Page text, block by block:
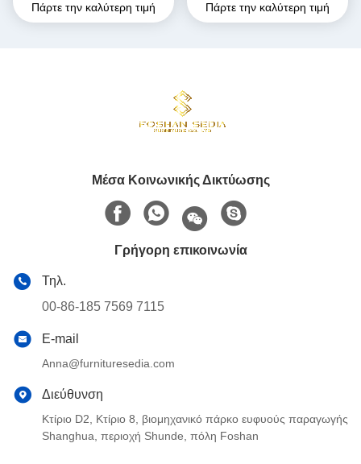
τραπέζι καφέ με πόδι από
ανοξείδωτο χάλυβα
Πάρτε την καλύτερη τιμή
καφέ ύψος 0,45m
Πάρτε την καλύτερη τιμή
Μέσα Κοινωνικής Δικτύωσης
Γρήγορη επικοινωνία
Τηλ.
00-86-185 7569 7115
E-mail
Anna@furnituresedia.com
Διεύθυνση
Κτίριο D2, Κτίριο 8, βιομηχανικό πάρκο ευφυούς παραγωγής
Shanghua, περιοχή Shunde, πόλη Foshan